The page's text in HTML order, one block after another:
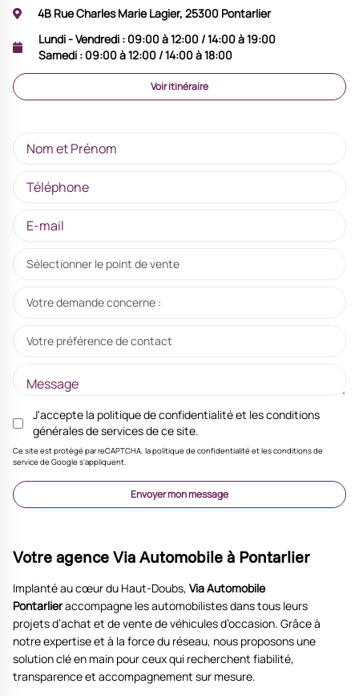
4B Rue Charles Marie Lagier, 25300 Pontarlier
Lundi - Vendredi : 09:00 à 12:00 / 14:00 à 19:00
Samedi : 09:00 à 12:00 / 14:00 à 18:00
Voir itinéraire
Sélectionner le point de vente
Votre demande concerne :
Votre préférence de contact
J'accepte la politique de confidentialitéet lesconditions
générales de servicesde ce site.
Ce site est protégé par reCAPTCHA, la politique de confidentialité et les conditions de
service de Google s'appliquent.
Envoyer mon message
Votre agence Via Automobile à Pontarlier
Implanté au cœur du Haut-Doubs, Via Automobile
Pontarlieraccompagne les automobilistes dans tous leurs
projets d’achat et de vente de véhicules d’occasion. Grâce à
notre expertise et à la force du réseau, nous proposons une
solution clé en main pour ceux qui recherchent fiabilité,
transparence et accompagnement sur mesure.